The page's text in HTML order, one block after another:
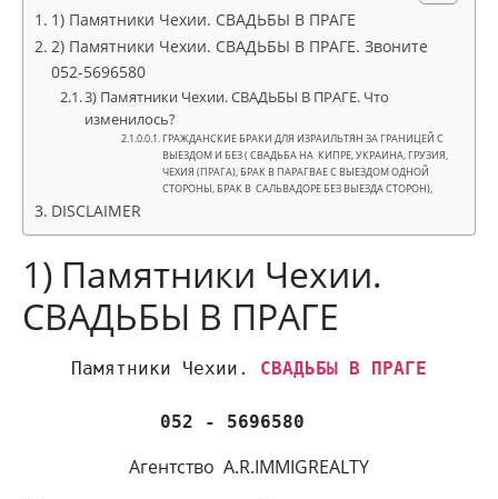
1) Памятники Чехии. СВАДЬБЫ В ПРАГЕ
2) Памятники Чехии. СВАДЬБЫ В ПРАГЕ. Звоните
052-5696580
3) Памятники Чехии. СВАДЬБЫ В ПРАГЕ. Что
изменилось?
ГРАЖДАНСКИЕ БРАКИ ДЛЯ ИЗРАИЛЬТЯН ЗА ГРАНИЦЕЙ С
ВЫЕЗДОМ И БЕЗ ( СВАДЬБА НА КИПРЕ, УКРАИНА, ГРУЗИЯ,
ЧЕХИЯ (ПРАГА), БРАК В ПАРАГВАЕ С ВЫЕЗДОМ ОДНОЙ
СТОРОНЫ, БРАК В САЛЬВАДОРЕ БЕЗ ВЫЕЗДА СТОРОН),
DISCLAIMER
1) Памятники Чехии.
СВАДЬБЫ В ПРАГЕ
Памятники Чехии. СВАДЬБЫ В ПРАГЕ
052 - 5696580
Агентство A.R.IMMIGREALTY